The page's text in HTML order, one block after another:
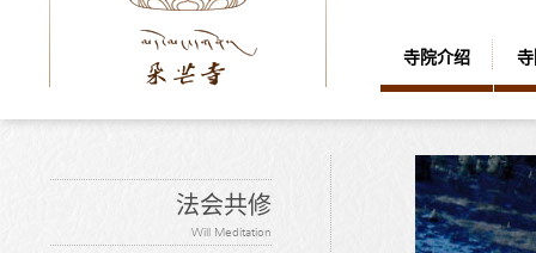
寺院介绍
法会共修
Will Meditation